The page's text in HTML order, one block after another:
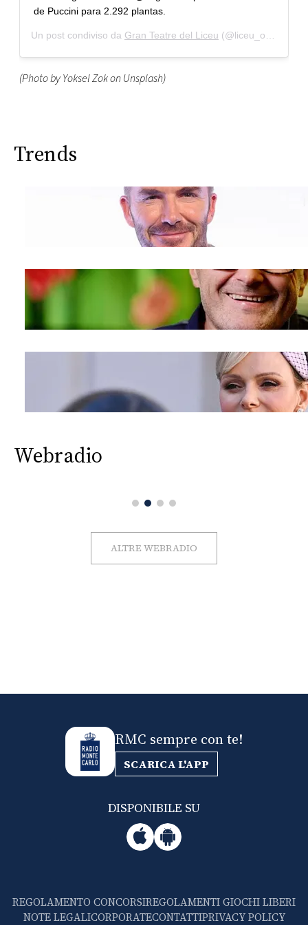
de Puccini para 2.292 plantas.
Un post condiviso da Gran Teatre del Liceu (@liceu_opera_barcelona) in data:
(Photo by Yoksel Zok on Unsplash)
Trends
Webradio
ALTRE WEBRADIO
RMC sempre con te!
SCARICA L'APP
DISPONIBILE SU
REGOLAMENTO CONCORSIREGOLAMENTI GIOCHI LIBERI
NOTE LEGALICORPORATECONTATTIPRIVACY POLICY